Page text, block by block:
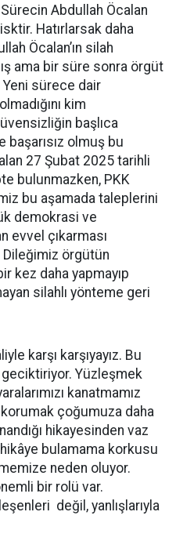
Abdullah Öcalan
Hatırlarsak daha
Öcalan’ın silah
ama bir süre sonra örgüt
Yeni sürece dair
kim
başlıca
olmuş bu
27 Şubat 2025 tarihli
bulunmazken, PKK
bu aşamada taleplerini
demokrasi ve
evvel çıkarması
örgütün
kez daha yapmayıp
silahlı yönteme geri
karşı karşıyayız. Bu
geciktiriyor. Yüzleşmek
kanatmamız
korumak çoğumuza daha
hikayesinden vaz
bulamama korkusu
neden oluyor.
bir rolü var.
değil, yanlışlarıyla